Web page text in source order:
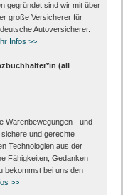
gegründet sind wir mit über
große Versicherer für
Autoversicherer.
Infos >>
(all
Warenbewegungen - und
und gerechte
Technologien aus der
Fähigkeiten, Gedanken
bekommst bei uns den
>>